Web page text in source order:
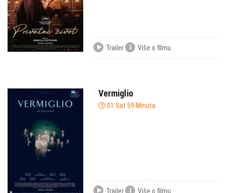
Trailer Više o filmu
Vermiglio
01 Sat 59 Minuta
Trailer Više o filmu